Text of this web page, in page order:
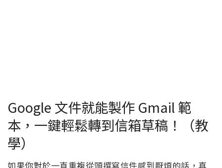
Google 文件就能製作 Gmail 範
本，一鍵輕鬆轉到信箱草稿！（教
學）
如果你對於一直重複從頭撰寫信件感到厭煩的話，真